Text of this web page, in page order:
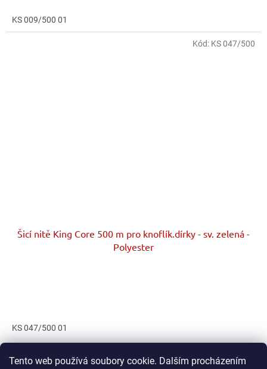
Tento web používá soubory cookie. Dalším procházením
KS 009/500 01
Šicí nitě King Core 500 m pro knoflík.dírky - sv. zelená -
Polyester
KS 047/500 01
Kód: KS 047/500
O
7položek celkem